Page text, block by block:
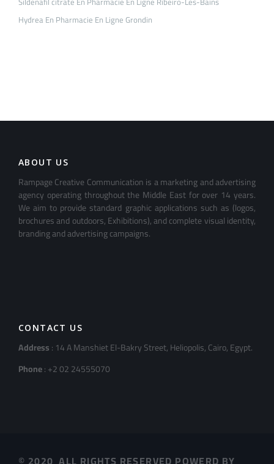
Hydrea En Pharmacie En Ligne Grondin
ABOUT US
Rampage Creative Communication is a marketing and advertising
agency operating throughout the Middle East for over 14 years.
We aim to provide standard graphic applications such as (logos,
brochures and outdoors, Exhibitions), and complete visual identity,
branding and advertising campaigns.
CONTACT US
Address: 14 A Manshiet El-Bakry Street, Heliopolis, Cairo, Egypt.
Phone: +2 02 24555070